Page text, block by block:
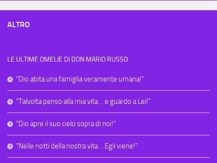
ALTRO
LE ULTIME OMELIE DI DON MARIO RUSSO
“Dio abita una famiglia veramente umana!”
“Talvolta penso alla mia vita… e guardo a Lei!”
“Dio apre il suo cielo sopra di noi!”
“Nelle notti della nostra vita… Egli viene!”